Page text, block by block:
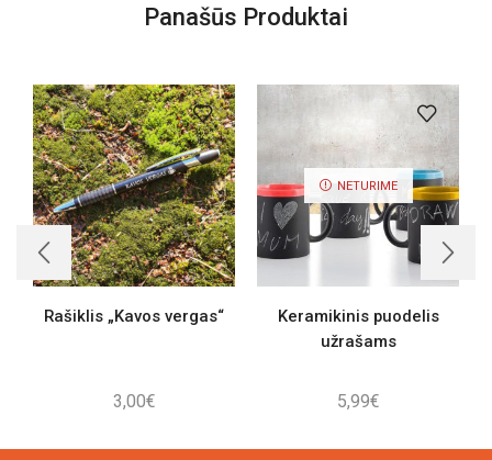
Panašūs Produktai
Rašiklis „Kavos vergas“
3,00€
NETURIME
Keramikinis puodelis
užrašams
5,99€